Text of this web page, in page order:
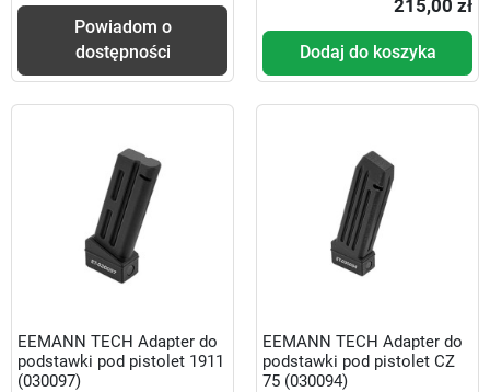
Powiadom o
dostępności
215,00 zł
Dodaj do koszyka
EEMANN TECH Adapter do
podstawki pod pistolet 1911
(030097)
EEMANN TECH Adapter do
podstawki pod pistolet CZ
75 (030094)